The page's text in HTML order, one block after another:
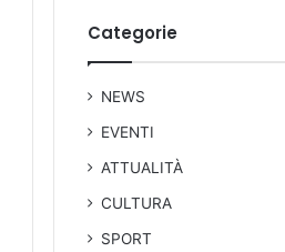
Categorie
NEWS
EVENTI
ATTUALITÀ
CULTURA
SPORT